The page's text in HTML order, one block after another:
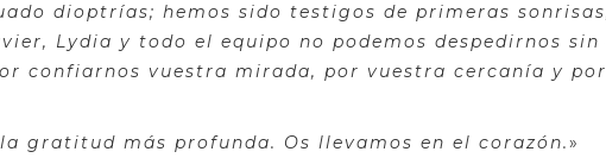
dioptrías; hemos sido testigos de primeras
Lydia y todo el equipo no podemos despedirnos
confiarnos vuestra mirada, por vuestra cercanía y
gratitud más profunda. Os llevamos en el corazón.»